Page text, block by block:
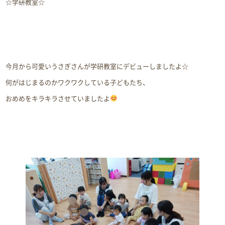
今月から可愛いうさぎさんが学研教室にデビューしましたよ☆
何がはじまるのかワクワクしている子どもたち、
おめめをキラキラさせていましたよ